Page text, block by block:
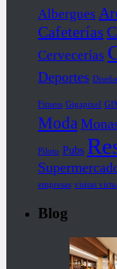
Albergues
Cafeterías
Cervecerías
Deportes
Fitness Gigapixel
Moda
Piloto Pubs
empresas visitas
Blog